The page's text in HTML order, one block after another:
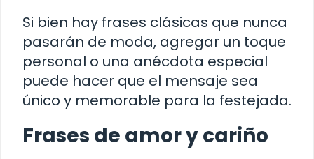
Si bien hay frases clásicas que nunca
pasarán de moda, agregar un toque
personal o una anécdota especial
puede hacer que el mensaje sea
único y memorable para la festejada.
Frases de amor y cariño